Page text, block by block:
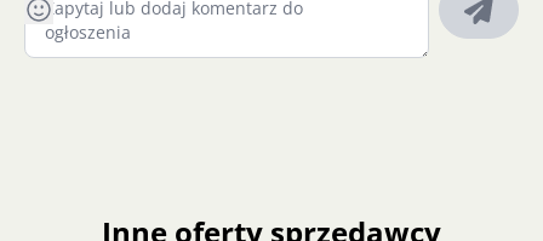
Inne oferty sprzedawcy